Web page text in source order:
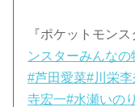
『ポケットモン
ンスターみんなの
#芦田愛菜#川栄李
寺宏一#水瀬いの